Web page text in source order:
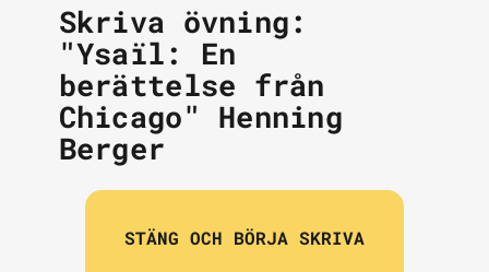
Skriva övning:
"Ysaïl: En
berättelse från
Chicago" Henning
Berger
STÄNG OCH BÖRJA SKRIVA